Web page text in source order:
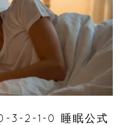
3-2-1-0 睡眠公式